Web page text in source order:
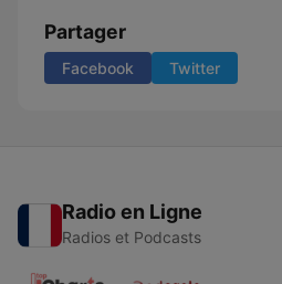
Partager
Facebook Twitter
Radio en Ligne
Radios et Podcasts